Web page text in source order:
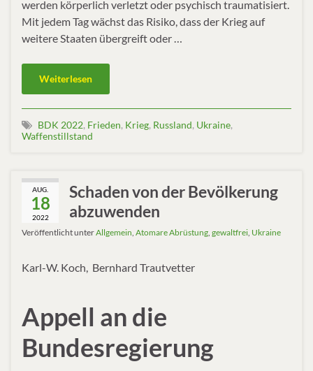
werden körperlich verletzt oder psychisch traumatisiert.
Mit jedem Tag wächst das Risiko, dass der Krieg auf
weitere Staaten übergreift oder …
Weiterlesen
BDK 2022, Frieden, Krieg, Russland, Ukraine,
Waffenstillstand
AUG.
18
2022
Schaden von der Bevölkerung
abzuwenden
Veröffentlicht unterAllgemein Atomare Abrüstung gewaltfrei Ukraine
Karl-W. Koch, Bernhard Trautvetter
Appell an die
Bundesregierung